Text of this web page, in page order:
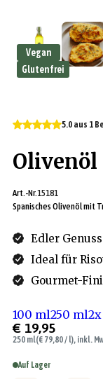
Vegan
Glutenfrei
5.0 aus 1
Art.-Nr.15181
Spanisches Olivenöl mit
Edler
Ideal für
Gourmet-
100 ml250 ml
€ 19,95
250 ml(€ 79,80 / l), inkl.
Auf Lager